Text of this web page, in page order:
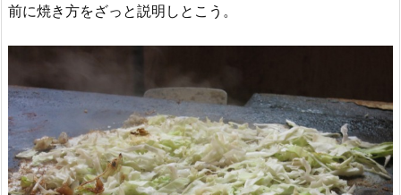
前に焼き方をざっと説明しとこう。